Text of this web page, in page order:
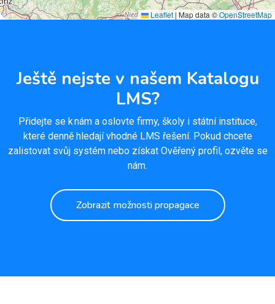
Leaflet | Map data ©OpenStreetMap
Ještě nejste v našem Katalogu
LMS?
Přidejte se k nám a oslovte firmy, školy i státní instituce,
které denně hledají vhodné LMS řešení. Pokud chcete
zalistovat svůj systém nebo získat Ověřený profil, ozvěte se
nám.
Zobrazit možnosti propagace